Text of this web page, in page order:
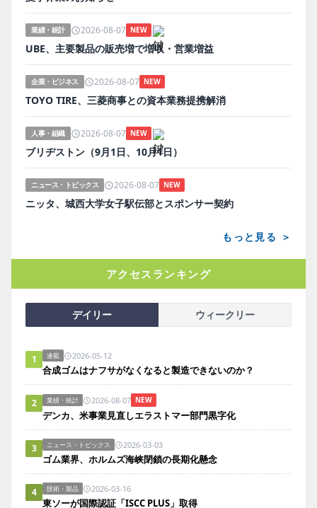
業績・統計 2026-08-07 NEW
UBE、主要製品の販売増で増収・営業増益
企業・ビジネス 2026-08-07 NEW
TOYO TIRE、三菱商事との資本業務提携解消
人事・組織 2026-08-07 NEW
ブリヂストン（9月1日、10月1日）
ニュース・トピックス 2026-08-07 NEW
ニッタ、城西大学女子駅伝部とスポンサー契約
もっと見る ＞
アクセスランキング
デイリー ウィークリー
1 連載 2026-05-12
合成ゴムはナフサがなくなると製造できないのか？
2 業績・統計 2026-08-07 NEW
デンカ、米事業見直しエラストマー部門黒字化
3 ニュース・トピックス 2026-03-03
ゴム業界、ホルムズ海峡閉鎖の長期化懸念
4 技術・製品 2026-03-16
東ソーが国際認証「ISCC PLUS」取得